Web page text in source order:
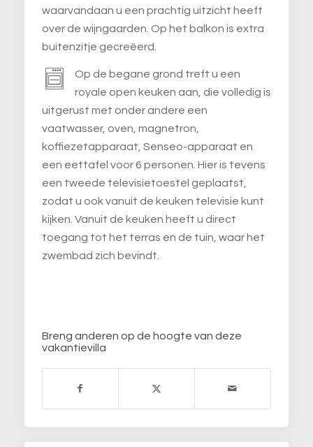
waarvandaan u een prachtig uitzicht heeft
over de wijngaarden. Op het balkon is extra
buitenzitje gecreëerd.
Op de begane grond treft u een
royale open keuken aan, die volledig is
uitgerust met onder andere een
vaatwasser, oven, magnetron,
koffiezetapparaat, Senseo-apparaat en
een eettafel voor 6 personen. Hier is tevens
een tweede televisietoestel geplaatst,
zodat u ook vanuit de keuken televisie kunt
kijken. Vanuit de keuken heeft u direct
toegang tot het terras en de tuin, waar het
zwembad zich bevindt.
Breng anderen op de hoogte van deze
vakantievilla